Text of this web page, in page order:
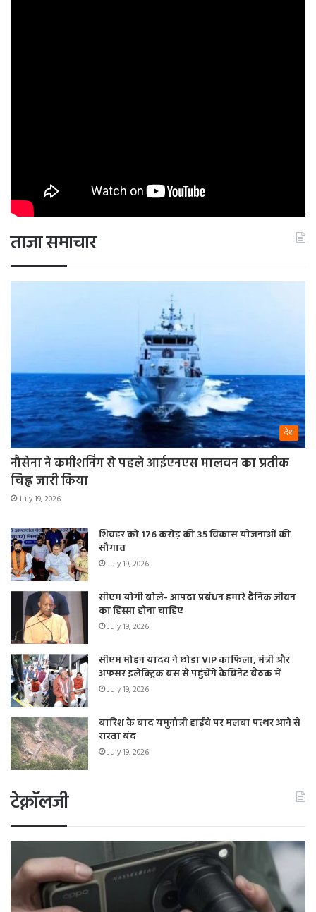
ताजा समाचार
देश
नौसेना ने कमीशनिंग से पहले आईएनएस मालवन का प्रतीक
चिह्न जारी किया
July 19, 2026
शिवहर को 176 करोड़ की 35 विकास योजनाओं की
सौगात
July 19, 2026
सीएम योगी बोले- आपदा प्रबंधन हमारे दैनिक जीवन
का हिस्सा होना चाहिए
July 19, 2026
सीएम मोहन यादव ने छोड़ा VIP काफिला, मंत्री और
अफसर इलेक्ट्रिक बस से पहुंचेंगे कैबिनेट बैठक में
July 19, 2026
बारिश के बाद यमुनोत्री हाईवे पर मलबा पत्थर आने से
रास्ता बंद
July 19, 2026
टेक्नॉलजी